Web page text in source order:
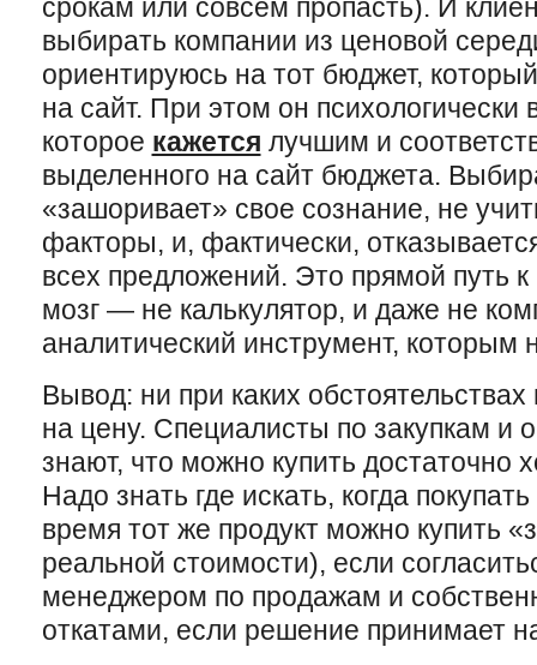
срокам или совсем пропасть). И
выбирать компании из ценовой
ориентируюсь на тот бюджет,
на сайт. При этом он
которое кажется лучшим и
выделенного на сайт бюджета.
«зашоривает» свое сознание, не
факторы, и, фактически,
всех предложений. Это прямой путь
мозг — не калькулятор, и даже не
аналитический инструмент, которым
Вывод: ни при каких
на цену. Специалисты по закупкам и
знают, что можно купить достаточно
Надо знать где искать, когда
время тот же продукт можно купить
реальной стоимости), если
менеджером по продажам и
откатами, если решение принимает